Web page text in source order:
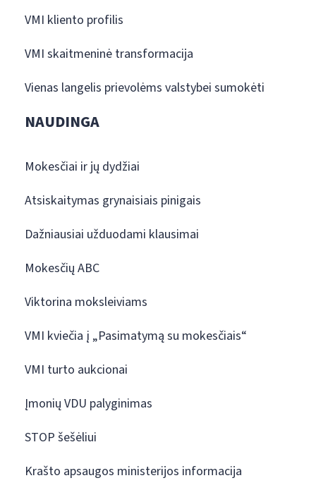
VMI kliento profilis
VMI skaitmeninė transformacija
Vienas langelis prievolėms valstybei sumokėti
NAUDINGA
Mokesčiai ir jų dydžiai
Atsiskaitymas grynaisiais pinigais
Dažniausiai užduodami klausimai
Mokesčių ABC
Viktorina moksleiviams
VMI kviečia į „Pasimatymą su mokesčiais“
VMI turto aukcionai
Įmonių VDU palyginimas
STOP šešėliui
Krašto apsaugos ministerijos informacija